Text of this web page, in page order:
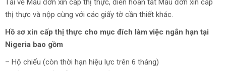
Tải về Mẫu đơn xin cấp thị thực, điền hoàn tất Mẫu đơn xin cấp
thị thực và nộp cùng với các giấy tờ cần thiết khác.
Hồ sơ xin cấp thị thực cho mục đích làm việc ngắn hạn tại
Nigeria bao gồm
– Hộ chiếu (còn thời hạn hiệu lực trên 6 tháng)